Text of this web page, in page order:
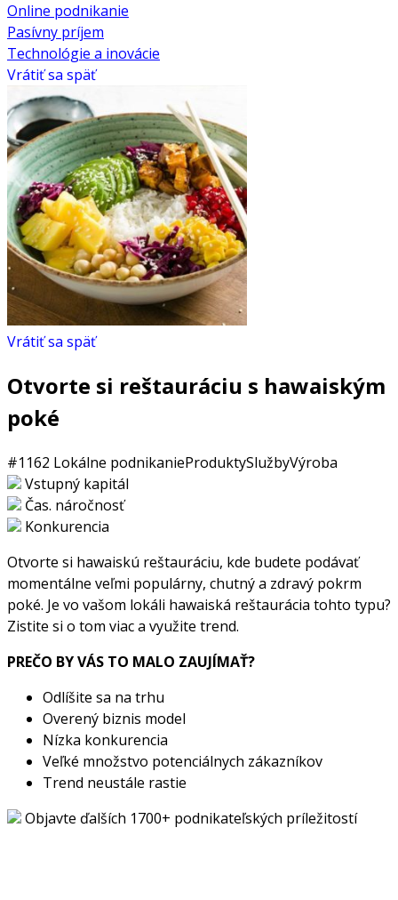
Online podnikanie
Pasívny príjem
Technológie a inovácie
Vrátiť sa späť
Vrátiť sa späť
Otvorte si reštauráciu s hawaiským
poké
#1162 Lokálne podnikanieProduktySlužbyVýroba
Vstupný kapitál
Čas. náročnosť
Konkurencia
Otvorte si hawaiskú reštauráciu, kde budete podávať
momentálne veľmi populárny, chutný a zdravý pokrm
poké. Je vo vašom lokáli hawaiská reštaurácia tohto typu?
Zistite si o tom viac a využite trend.
PREČO BY VÁS TO MALO ZAUJÍMAŤ?
Odlíšite sa na trhu
Overený biznis model
Nízka konkurencia
Veľké množstvo potenciálnych zákazníkov
Trend neustále rastie
Objavte ďalších 1700+ podnikateľských príležitostí